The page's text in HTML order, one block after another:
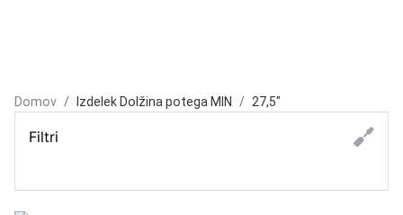
Domov Izdelek Dolžina potega MIN 27,5"
Filtri